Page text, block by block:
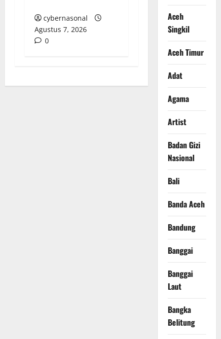
cybernasonal
Agustus 7, 2026
0
Aceh
Singkil
Aceh Timur
Adat
Agama
Artist
Badan Gizi
Nasional
Bali
Banda Aceh
Bandung
Banggai
Banggai
Laut
Bangka
Belitung